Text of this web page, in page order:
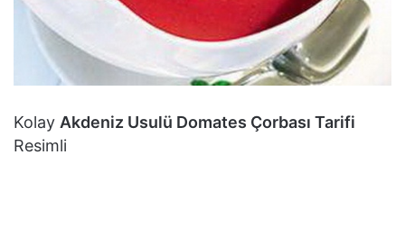
Kolay Akdeniz Usulü Domates Çorbası Tarifi
Resimli